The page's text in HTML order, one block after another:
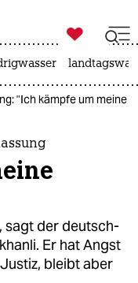

taz zahl ich
"Ich kämpfe um meine
sagt der deutsch-
Er hat Angst
bleibt aber